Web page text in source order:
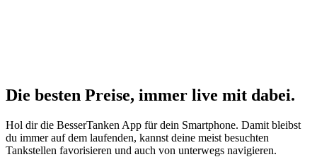
Die besten Preise, immer live mit dabei.
Hol dir die BesserTanken App für dein Smartphone. Damit bleibst
du immer auf dem laufenden, kannst deine meist besuchten
Tankstellen favorisieren und auch von unterwegs navigieren.